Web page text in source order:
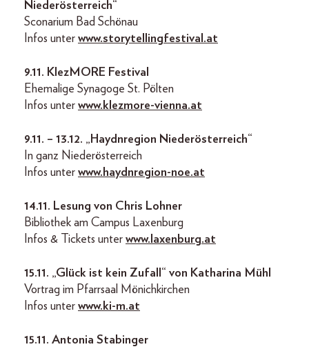
Niederösterreich“
Sconarium Bad Schönau
Infos unter www.storytellingfestival.at
9.11. KlezMORE Festival
Ehemalige Synagoge St. Pölten
Infos unter www.klezmore-vienna.at
9.11. – 13.12. „Haydnregion Niederösterreich“
In ganz Niederösterreich
Infos unter www.haydnregion-noe.at
14.11. Lesung von Chris Lohner
Bibliothek am Campus Laxenburg
Infos & Tickets unter www.laxenburg.at
15.11. „Glück ist kein Zufall“ von Katharina Mühl
Vortrag im Pfarrsaal Mönichkirchen
Infos unter www.ki-m.at
15.11. Antonia Stabinger